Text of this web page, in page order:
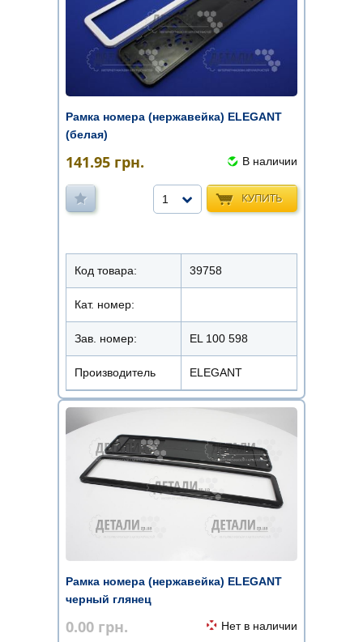
Рамка номера (нержавейка) ELEGANT
(белая)
141.95 грн. В наличии
КУПИТЬ
1
Код товара: 39758
Кат. номер:
Зав. номер: EL 100 598
Производитель ELEGANT
Рамка номера (нержавейка) ELEGANT
черный глянец
0.00 грн. Нет в наличии